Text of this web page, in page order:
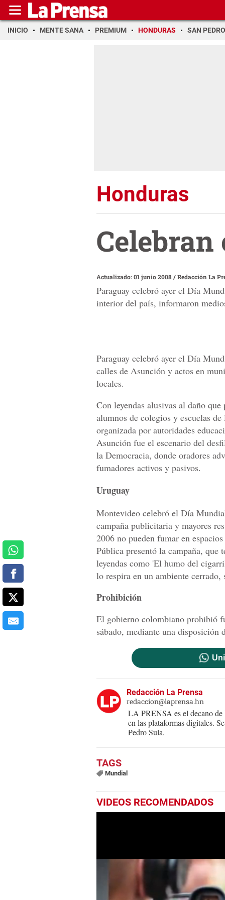
INICIO MENTE SANA PREMIUM HONDURAS SAN PEDRO
Honduras
Actualizado: 01 junio 2008/Redacción La
Paraguay celebró ayer el Día
interior del país, informaron
Paraguay celebró ayer el Día
calles de Asunción y actos en
locales.
Con leyendas alusivas al daño
alumnos de colegios y escuelas
organizada por autoridades
Asunción fue el escenario del
la Democracia, donde oradores
fumadores activos y pasivos.
Uruguay
Montevideo celebró el Día
campaña publicitaria y mayores
2006 no pueden fumar en
Pública presentó la campaña, que
leyendas como 'El humo del
lo respira en un ambiente
Prohibición
El gobierno colombiano prohibió
sábado, mediante una
Redacción La Prensa
redaccion@laprensa.hn
LA PRENSA es el decano de
en las plataformas digitales.
Pedro Sula.
Mundial
VIDEOS RECOMENDADOS